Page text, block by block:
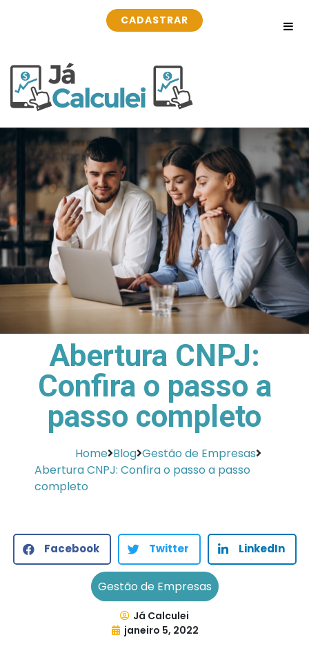
CADASTRAR
Abertura CNPJ:
Confira o passo a
passo completo
Home Blog Gestão de Empresas
Abertura CNPJ: Confira o passo a passo
completo
Facebook Twitter LinkedIn
Gestão de Empresas
Já Calculei
janeiro 5, 2022